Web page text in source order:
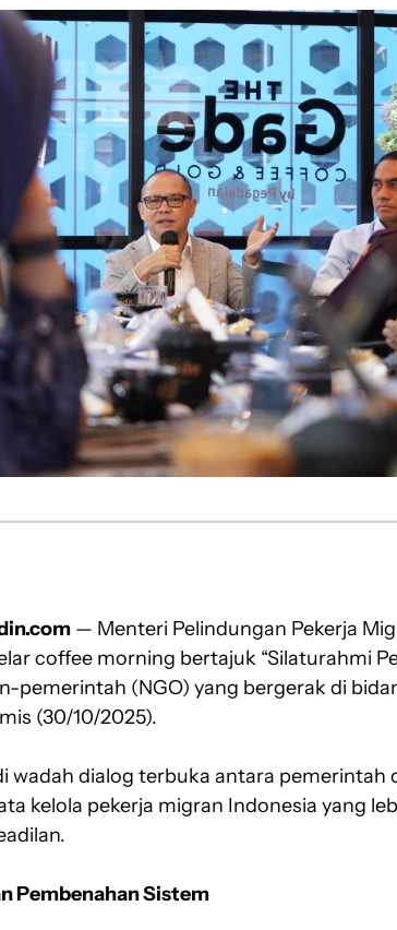
— Menteri Pelindungan Pekerja
coffee morning bertajuk “Silaturahmi
pemerintah (NGO) yang bergerak di
(30/10/2025).
wadah dialog terbuka antara pemerintah
kelola pekerja migran Indonesia yang
Pembenahan Sistem